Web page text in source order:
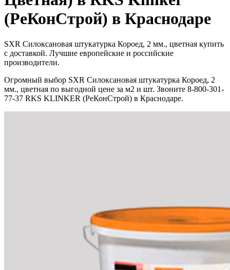
(РеКонСтрой) в Краснодаре
SXR Силоксановая штукатурка Короед, 2 мм., цветная купить
с доставкой. Лучшие европейские и российские
производители.
Огромный выбор SXR Силоксановая штукатурка Короед, 2
мм., цветная по выгодной цене за м2 и шт. Звоните 8-800-301-
77-37 RKS KLINKER (РеКонСтрой) в Краснодаре.